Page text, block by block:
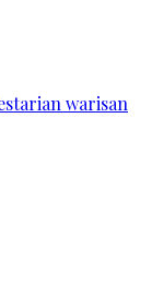
warisan